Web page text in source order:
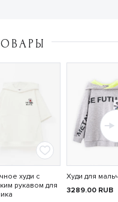
худи с
рукавом для
Худи для
3289.00 RUB